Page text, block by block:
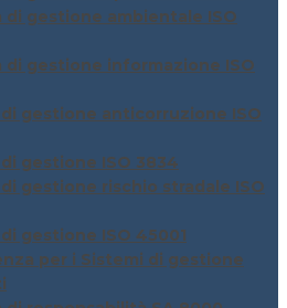
di gestione ambientale ISO
di gestione informazione ISO
gestione anticorruzione ISO
gestione ISO 3834
gestione rischio stradale ISO
gestione ISO 45001
per i Sistemi di gestione